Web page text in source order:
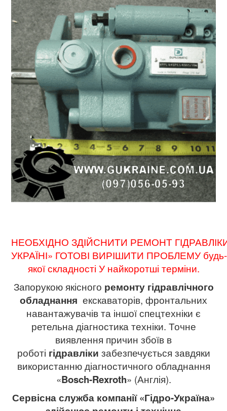
НЕОБХІДНО ЗДІЙСНИТИ РЕМОНТ
УКРАЇНІ» ГОТОВІ ВИРІШИТИ ПРОБЛЕМУ будь-
якої складності У найкоротші терміни.
Запорукою якісного ремонту гідравлічного
обладнання екскаваторів, фронтальних
навантажувачів та іншої спецтехніки є
ретельна діагностика техніки. Точне
виявлення причин збоїв в
роботі гідравліки забезпечується завдяки
використанню діагностичного обладнання
«Bosch-Rexroth» (Англія).
Сервісна служба компанії «Гідро-Україна»